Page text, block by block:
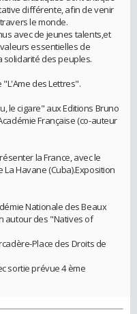
différente, afin de venir
le monde.
avec de jeunes talents,et
essentielles de
solidarité des peuples.
"L'Ame des Lettres".
le cigare" aux Editions Bruno
Française (co-auteur
la France, avec le
Havane (Cuba).Exposition
Nationale des Beaux
autour des "Natives of
Place des Droits de
sortie prévue 4 ème